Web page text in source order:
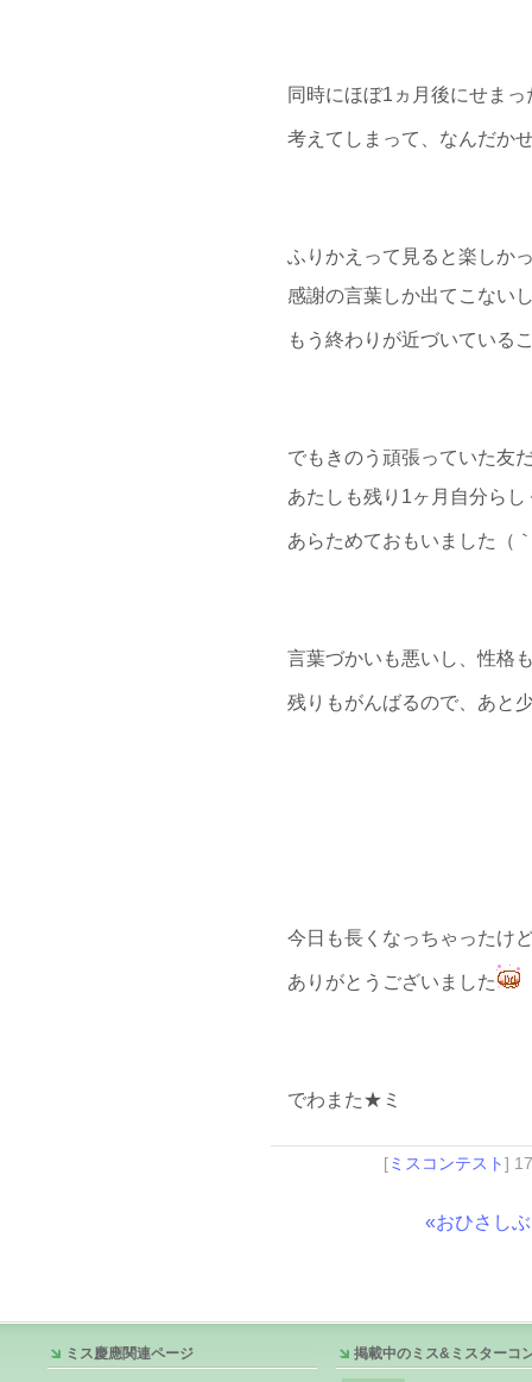
同時にほぼ1ヵ月後にせま
考えてしまって、なんだか
ふりかえって見ると楽しか
感謝の言葉しか出てこない
もう終わりが近づいている
でもきのう頑張っていた友
あたしも残り1ヶ月自分ら
あらためておもいました（
言葉づかいも悪いし、性格
残りもがんばるので、あと
今日も長くなっちゃったけ
ありがとうございました
でわまた★ミ
[ミスコンテスト]
«おひさし
ミス慶應関連ページ 掲載中のミス&ミスターコ